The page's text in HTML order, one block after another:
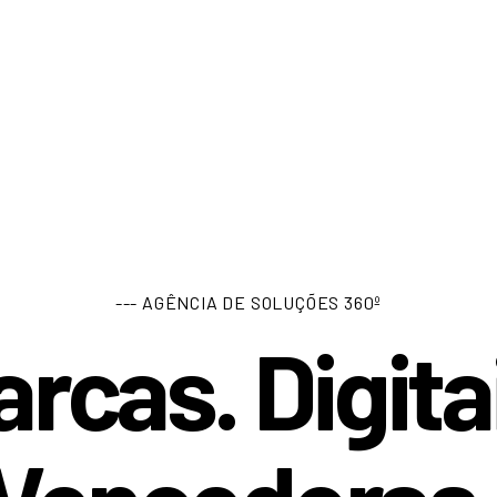
--- AGÊNCIA DE SOLUÇÕES 360º